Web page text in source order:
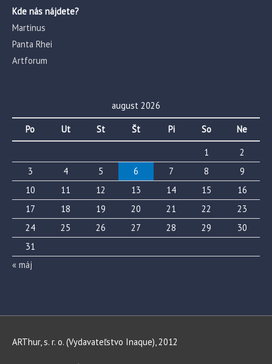
Kde nás nájdete?
Martinus
Panta Rhei
Artforum
august 2026
Po Ut St Št Pi So
Ne
1
2
3
4 5 6 7 8
9
10
11 12 13 14 15
16
17
18 19 20 21 22
23
24
25 26 27 28 29
30
31
« máj
ARThur, s. r. o. (Vydavateľstvo Inaque), 2012